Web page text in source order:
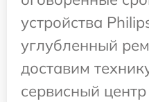
устройства
углубленный
доставим
сервисный